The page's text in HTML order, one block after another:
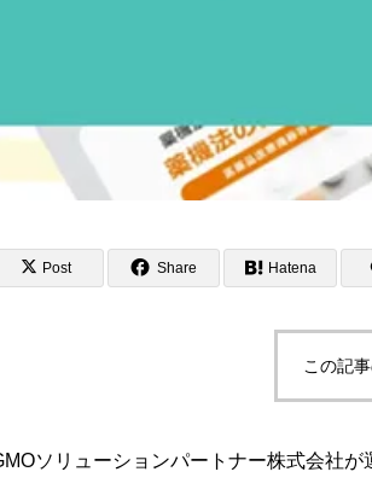
Post Share Hatena
この記
ソリューションパートナー株式会社が